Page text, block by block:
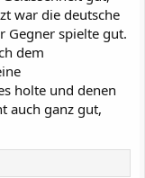
war die deutsche
Gegner spielte gut.
dem
holte und denen
auch ganz gut,